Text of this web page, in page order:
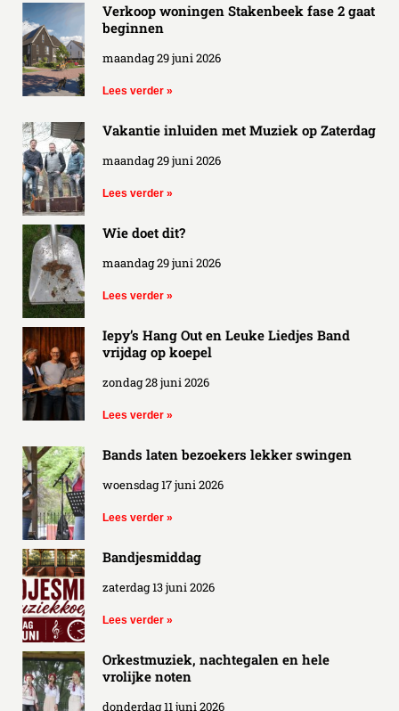
Verkoop woningen Stakenbeek fase 2 gaat
beginnen
maandag 29 juni 2026
Lees verder »
Vakantie inluiden met Muziek op Zaterdag
maandag 29 juni 2026
Lees verder »
Wie doet dit?
maandag 29 juni 2026
Lees verder »
Iepy’s Hang Out en Leuke Liedjes Band
vrijdag op koepel
zondag 28 juni 2026
Lees verder »
Bands laten bezoekers lekker swingen
woensdag 17 juni 2026
Lees verder »
Bandjesmiddag
zaterdag 13 juni 2026
Lees verder »
Orkestmuziek, nachtegalen en hele
vrolijke noten
donderdag 11 juni 2026